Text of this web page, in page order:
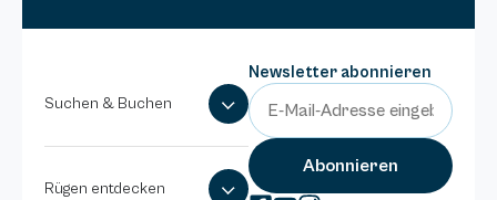
Suchen & Buchen
Rügen entdecken
Newsletter abonnieren